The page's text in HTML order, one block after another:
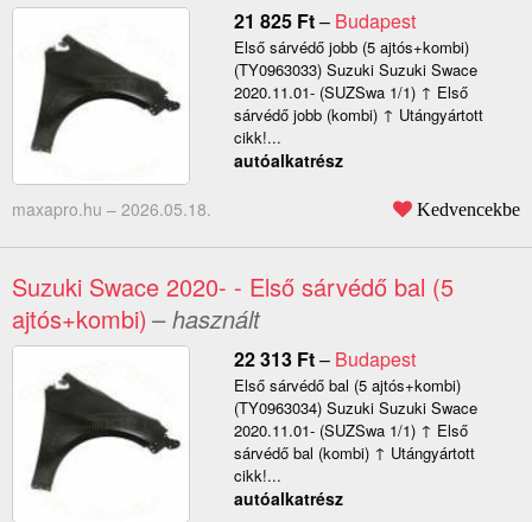
21 825 Ft– Budapest
Első sárvédő jobb (5 ajtós+kombi)
(TY0963033) Suzuki Suzuki Swace
2020.11.01- (SUZSwa 1/1) ↑ Első
sárvédő jobb (kombi) ↑ Utángyártott
cikk!...
autóalkatrész
maxapro.hu – 2026.05.18. Kedvencekbe
Suzuki Swace 2020- - Első sárvédő bal (5
ajtós+kombi) – használt
22 313 Ft– Budapest
Első sárvédő bal (5 ajtós+kombi)
(TY0963034) Suzuki Suzuki Swace
2020.11.01- (SUZSwa 1/1) ↑ Első
sárvédő bal (kombi) ↑ Utángyártott
cikk!...
autóalkatrész